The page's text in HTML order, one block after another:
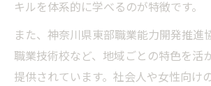
キルを体系的に学べるのが特徴です。
また、神奈川県東部職業能力開発推進
職業技術校など、地域ごとの特色を活
提供されています。社会人や女性向け